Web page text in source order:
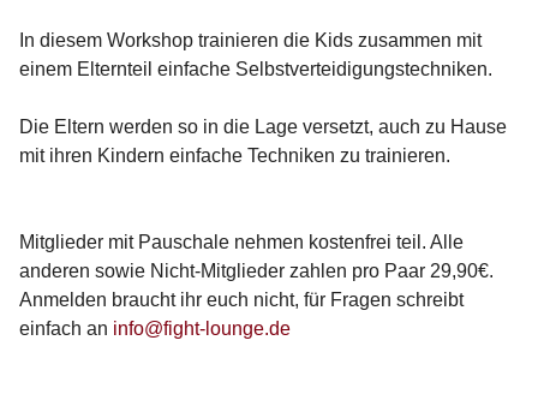
In diesem Workshop trainieren die Kids zusammen mit
einem Elternteil einfache Selbstverteidigungstechniken.
Die Eltern werden so in die Lage versetzt, auch zu Hause
mit ihren Kindern einfache Techniken zu trainieren.
Mitglieder mit Pauschale nehmen kostenfrei teil. Alle
anderen sowie Nicht-Mitglieder zahlen pro Paar 29,90€.
Anmelden braucht ihr euch nicht, für Fragen schreibt
einfach an info@fight-lounge.de